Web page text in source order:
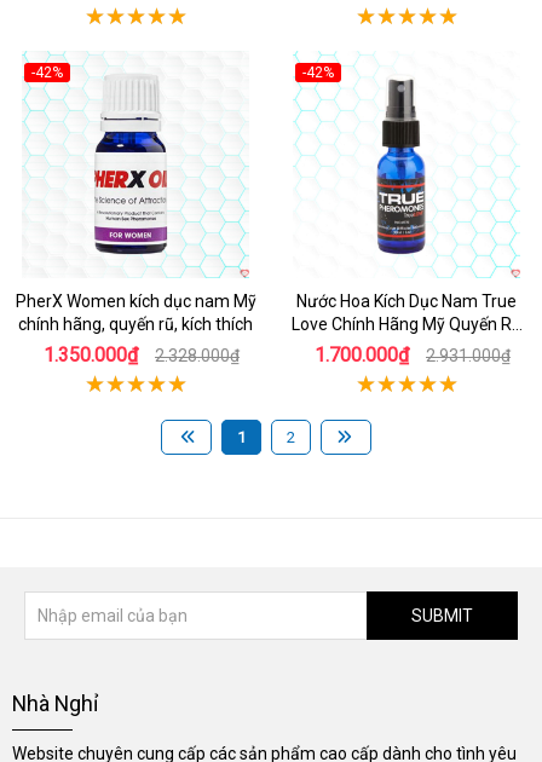
-42%
PherX Women kích dục nam Mỹ
chính hãng, quyến rũ, kích thích
1.350.000₫ 2.328.000₫
-42%
Nước Hoa Kích Dục Nam True
Love Chính Hãng Mỹ Quyến Rũ
Mạnh Mẽ
1.700.000₫ 2.931.000₫
1 2
SUBMIT
Nhà Nghỉ
Website chuyên cung cấp các sản phẩm cao cấp dành cho tình yêu